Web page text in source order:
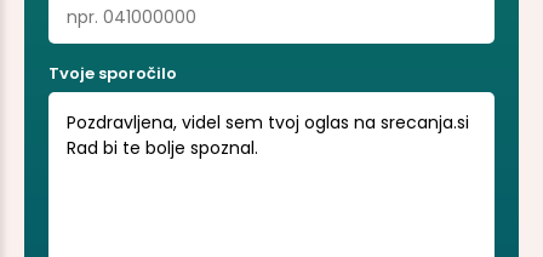
Tvoje sporočilo